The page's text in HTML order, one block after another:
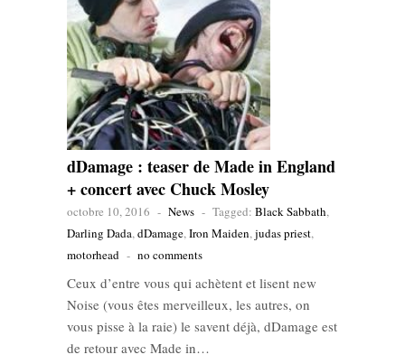
dDamage : teaser de Made in England
+ concert avec Chuck Mosley
octobre 10, 2016 - News - Tagged: Black Sabbath,
Darling Dada,dDamage,Iron Maiden,judas priest,
motorhead - no comments
Ceux d’entre vous qui achètent et lisent new
Noise (vous êtes merveilleux, les autres, on
vous pisse à la raie) le savent déjà, dDamage est
de retour avec Made in…